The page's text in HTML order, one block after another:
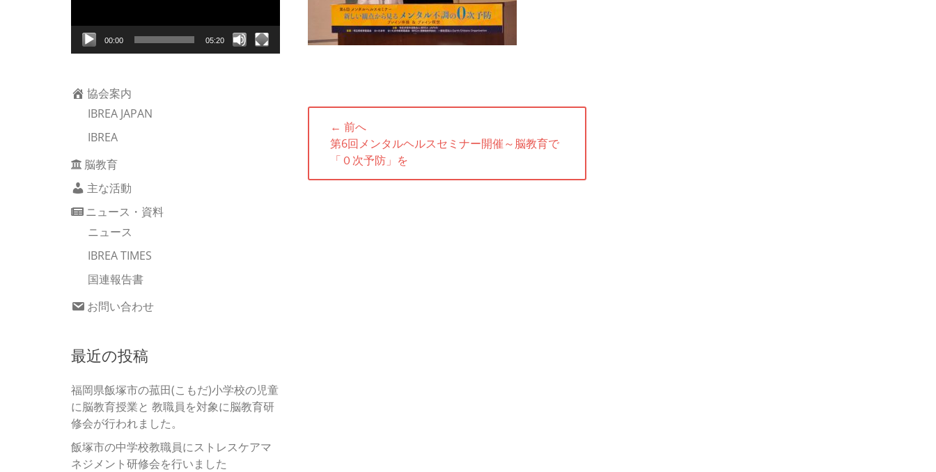
投
ビ
← 前へ
前
の
投
第6回メンタルヘルスセミナー開催～脳教育で
「０次予防」を
ヤ
00:00 05:20
協会案内
IBREA JAPAN
IBREA
脳教育
主な活動
ニュース・資料
ニュース
IBREA TIMES
国連報告書
お問い合わせ
最近の投稿
福岡県飯塚市の菰田(こもだ)小学校の児童
に脳教育授業と 教職員を対象に脳教育研
修会が行われました。
飯塚市の中学校教職員にストレスケアマ
ネジメント研修会を行いました